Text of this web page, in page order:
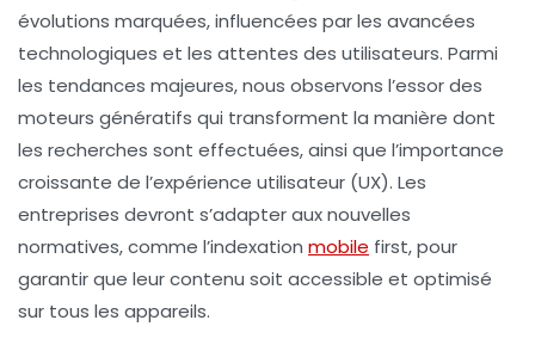
évolutions marquées, influencées par les avancées
technologiques et les attentes des utilisateurs. Parmi
les tendances majeures, nous observons l’essor des
moteurs génératifs qui transforment la manière dont
les recherches sont effectuées, ainsi que l’importance
croissante de l’expérience utilisateur (UX). Les
entreprises devront s’adapter aux nouvelles
normatives, comme l’indexation mobile first, pour
garantir que leur contenu soit accessible et optimisé
sur tous les appareils.